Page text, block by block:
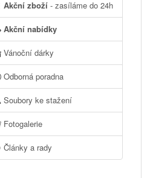
Akční zboží - zasíláme do 24h
Akční nabídky
Vánoční dárky
Odborná poradna
Soubory ke stažení
Fotogalerie
Články a rady